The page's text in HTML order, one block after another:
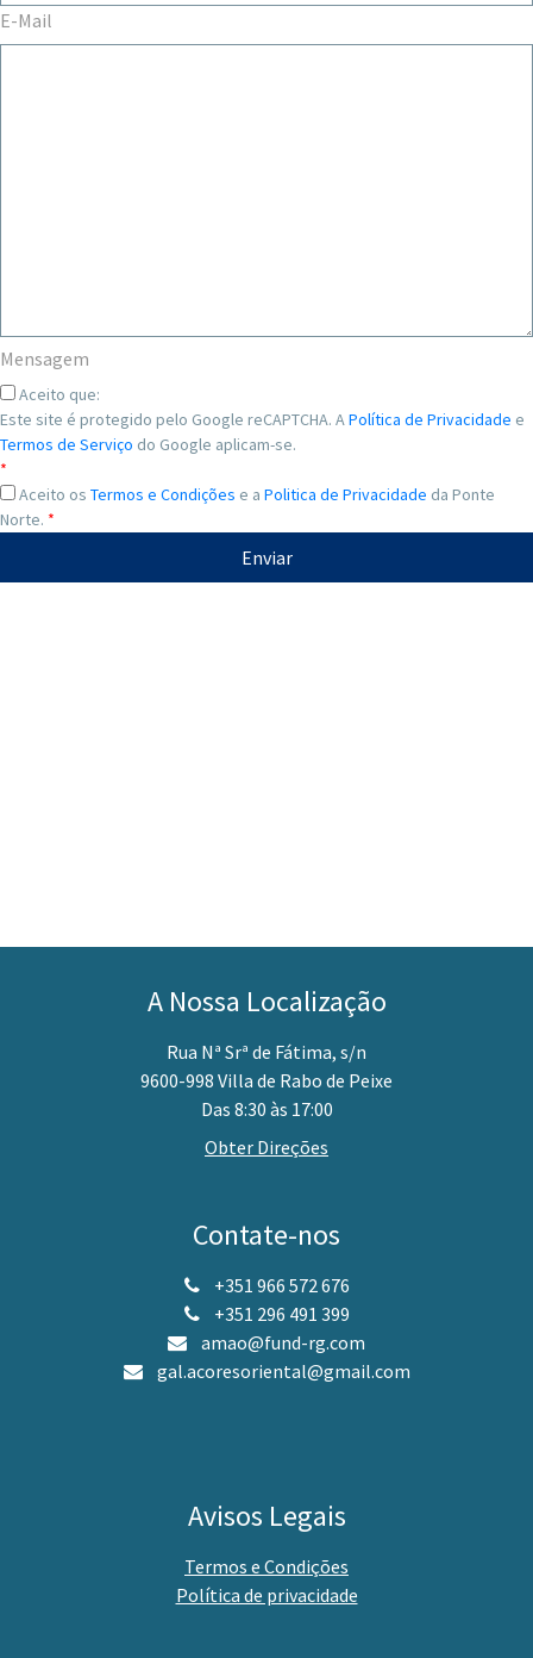
E-Mail
Mensagem
Aceito que:
Este site é protegido pelo Google reCAPTCHA. APolítica de Privacidade e
Termos de Serviço do Google aplicam-se.
*
Aceito os Termos e Condições e a Politica de Privacidade da Ponte
Norte. *
A Nossa Localização
Rua Nª Srª de Fátima, s/n
9600-998 Villa de Rabo de Peixe
Das 8:30 às 17:00
Obter Direções
Contate-nos
+351 966 572 676
+351 296 491 399
amao@fund-rg.com
gal.acoresoriental@gmail.com
Avisos Legais
Termos e Condições
Política de privacidade